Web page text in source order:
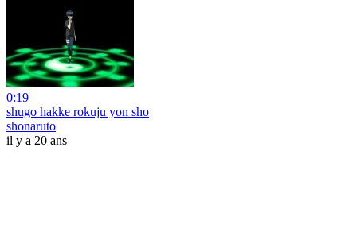
0:19
shugo hakke rokuju yon sho
shonaruto
il y a 20 ans